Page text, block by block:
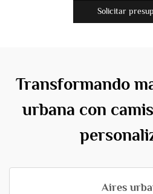
Solicitar
Transformando
urbana con
Aires